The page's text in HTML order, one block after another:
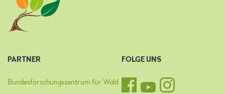
PARTNER
Bundesforschungszentrum für Wald
FOLGE UNS